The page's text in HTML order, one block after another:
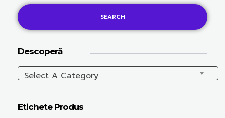
SEARCH
Descoperă
Select A Category
Etichete Produs